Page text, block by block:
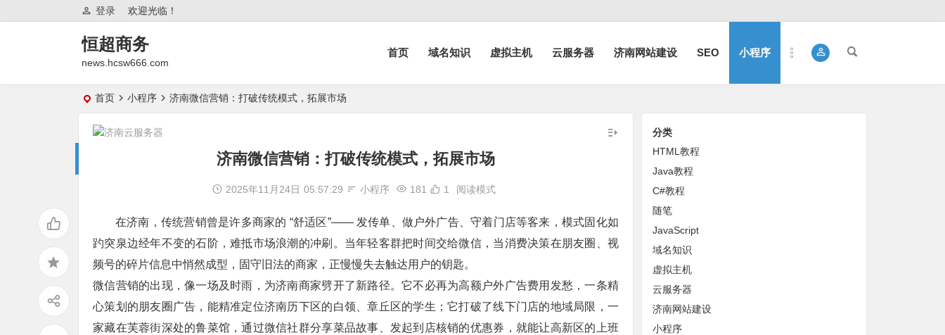
欢迎光临！
登录
恒超商务
news.hcsw666.com
首页 域名知识 虚拟主机 云服务器 济南网站建设 SEO 小程序
首页 小程序 济南微信营销：打破传统模式，拓展市场
济南微信营销：打破传统模式，拓展市场
2025年11月24日 05:57:29 小程序 181 1 阅读模式
在济南，传统营销曾是许多商家的 “舒适区”—— 发传单、做户外广告、守着门店等客来，模式固化如
趵突泉边经年不变的石阶，难抵市场浪潮的冲刷。当年轻客群把时间交给微信，当消费决策在朋友圈、视
频号的碎片信息中悄然成型，固守旧法的商家，正慢慢失去触达用户的钥匙。
微信营销的出现，像一场及时雨，为济南商家劈开了新路径。它不必再为高额户外广告费用发愁，一条精
心策划的朋友圈广告，能精准定位济南历下区的白领、章丘区的学生；它打破了线下门店的地域局限，一
家藏在芙蓉街深处的鲁菜馆，通过微信社群分享菜品故事、发起到店核销的优惠券，就能让高新区的上班
分类
HTML教程
Java教程
C#教程
随笔
JavaScript
域名知识
虚拟主机
云服务器
济南网站建设
小程序